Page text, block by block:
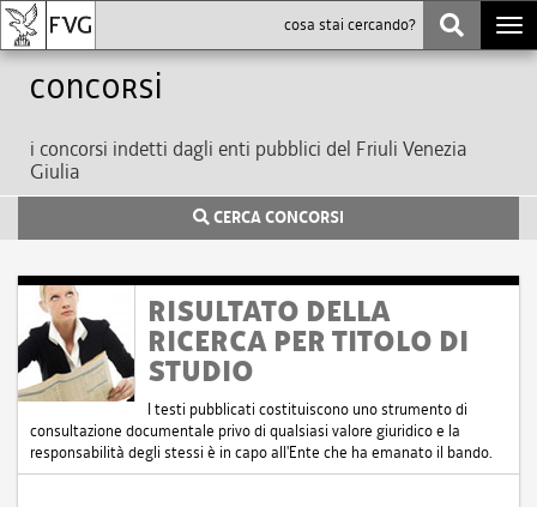
Concorsi
i concorsi indetti dagli enti pubblici del Friuli Venezia
Giulia
CERCA CONCORSI
RISULTATO DELLA
RICERCA PER TITOLO DI
STUDIO
I testi pubblicati costituiscono uno strumento di
consultazione documentale privo di qualsiasi valore giuridico e la
responsabilità degli stessi è in capo all'Ente che ha emanato il bando.